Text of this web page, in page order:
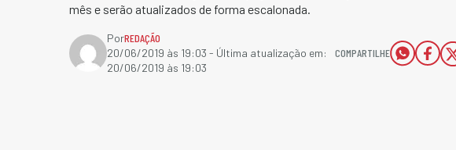
mês e serão atualizados de forma escalonada.
PorREDAÇÃO
20/06/2019 às 19:03 - Última atualização em:
20/06/2019 às 19:03
COMPARTILHE